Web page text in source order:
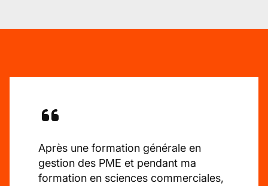
Après une formation générale en
gestion des PME et pendant ma
formation en sciences commerciales,